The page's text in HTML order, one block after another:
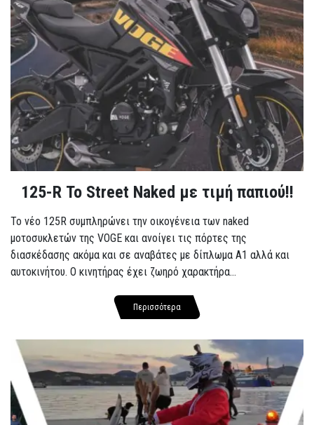
125-R Το Street Naked με τιμή παπιού!!
Το νέο 125R συμπληρώνει την οικογένεια των naked
μοτοσυκλετών της VOGE και ανοίγει τις πόρτες της
διασκέδασης ακόμα και σε αναβάτες με δίπλωμα A1 αλλά και
αυτοκινήτου. Ο κινητήρας έχει ζωηρό χαρακτήρα...
Περισσότερα